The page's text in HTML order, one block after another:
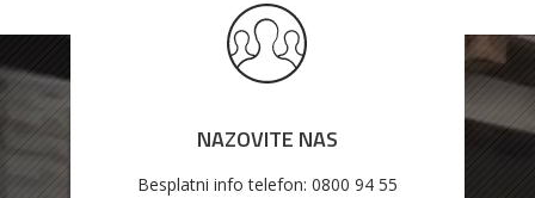
NAZOVITE NAS
Besplatni info telefon: 0800 94 55